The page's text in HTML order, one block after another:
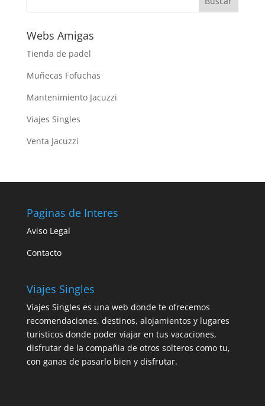
Webs Amigas
Tienda de padel
Muñecas Fofuchas
Mantenimiento Jacuzzi
Viajes Singles
Venta Jacuzzi
Paginas de Interes
Aviso Legal
Contacto
Viajes Singles
Viajes Singles es una web donde te ofrecemos
recomendaciones, destinos, alojamientos y lugares
turisticos donde poder viajar en tus vacaciones,
disfrutar de la compañia de otros solteros como tu,
con ganas de pasarlo bien y disfrutar.